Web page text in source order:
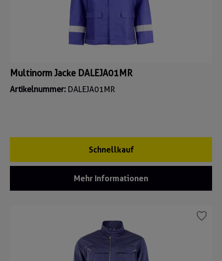
Multinorm Jacke DALEJA01MR
Artikelnummer: DALEJA01MR
Schnellkauf
Mehr Informationen